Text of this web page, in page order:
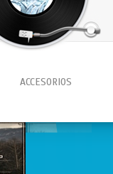
ACCESORIOS